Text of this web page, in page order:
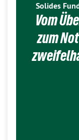
Solides
Vom
zum